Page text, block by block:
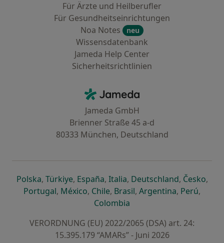
Für Ärzte und Heilberufler
Für Gesundheitseinrichtungen
Noa Notes
neu
Wissensdatenbank
Jameda Help Center
Sicherheitsrichtlinien
Jameda - Startseite
Jameda GmbH
Brienner Straße 45 a-d
80333 München, Deutschland
Polskaöffnet in einer neuen Registerkarte
, Türkiyeöffnet in einer neuen Registerkarte
, Españaöffnet in einer neuen
, Italiaöffnet in einer neuen
, Deutschlandöffnet in
, Česko,
Portugalöffnet in einer neuen Registerkarte
, Méxicoöffnet in einer neuen Registerkarte
, Chileöffnet in einer neuen
, Brasilöffnet in einer neuen
, Argentinaöffnet in
, Perúöffnet
,
Colombia
VERORDNUNG (EU) 2022/2065 (DSA) art. 24:
15.395.179 “AMARs” - Juni 2026